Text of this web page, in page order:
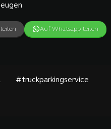
Auf Whatsapp teilen
#truckparkingservice